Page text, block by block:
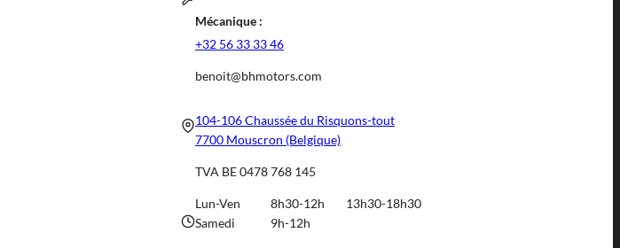
Mécanique :
+32 56 33 33 46
benoit@bhmotors.com
104-106 Chaussée du Risquons-tout
7700 Mouscron (Belgique)
TVA BE 0478 768 145
Lun-Ven 8h30-12h
13h30-18h30
Samedi
9h-12h